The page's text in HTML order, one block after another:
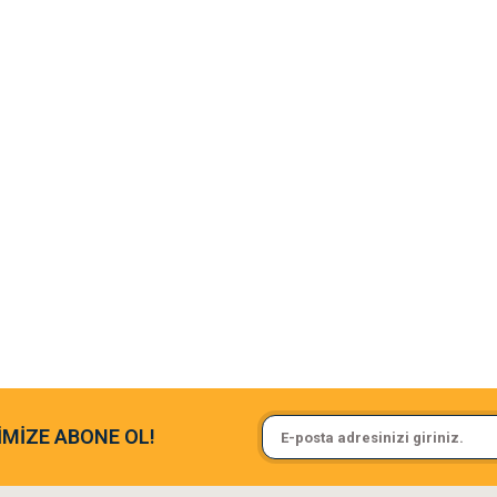
ve paketlemesine bayıldım
Sa**** On******
Pamuk için aradığım tüm
ABONE OL!